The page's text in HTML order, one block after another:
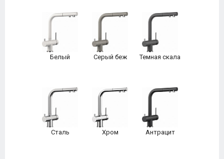
Белый Серый беж Темная скала
Сталь Хром Антрацит